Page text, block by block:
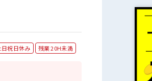
日祝日休み 残業 20H未満